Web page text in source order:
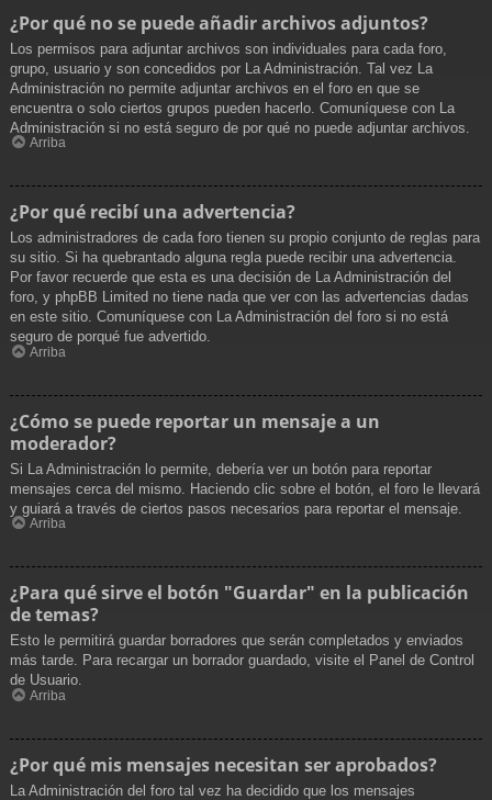
¿Por qué no se puede añadir archivos adjuntos?
Los permisos para adjuntar archivos son individuales para cada foro,
grupo, usuario y son concedidos por La Administración. Tal vez La
Administración no permite adjuntar archivos en el foro en que se
encuentra o solo ciertos grupos pueden hacerlo. Comuníquese con La
Administración si no está seguro de por qué no puede adjuntar archivos.
Arriba
¿Por qué recibí una advertencia?
Los administradores de cada foro tienen su propio conjunto de reglas para
su sitio. Si ha quebrantado alguna regla puede recibir una advertencia.
Por favor recuerde que esta es una decisión de La Administración del
foro, y phpBB Limited no tiene nada que ver con las advertencias dadas
en este sitio. Comuníquese con La Administración del foro si no está
seguro de porqué fue advertido.
Arriba
¿Cómo se puede reportar un mensaje a un
moderador?
Si La Administración lo permite, debería ver un botón para reportar
mensajes cerca del mismo. Haciendo clic sobre el botón, el foro le llevará
y guiará a través de ciertos pasos necesarios para reportar el mensaje.
Arriba
¿Para qué sirve el botón "Guardar" en la publicación
de temas?
Esto le permitirá guardar borradores que serán completados y enviados
más tarde. Para recargar un borrador guardado, visite el Panel de Control
de Usuario.
Arriba
¿Por qué mis mensajes necesitan ser aprobados?
La Administración del foro tal vez ha decidido que los mensajes